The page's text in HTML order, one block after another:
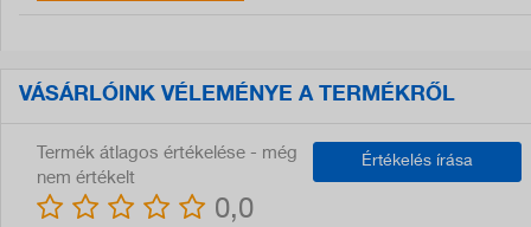
VÁSÁRLÓINK VÉLEMÉNYE A TERMÉKRŐL
Értékelés írása
Termék átlagos értékelése - még
nem értékelt
0,0